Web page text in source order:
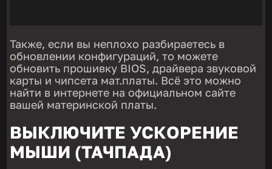
Также, если вы неплохо разбираетесь в
обновлении конфигураций, то можете
обновить прошивку BIOS, драйвера звуковой
карты и чипсета мат.платы. Всё это можно
найти в интернете на официальном сайте
вашей материнской платы.
ВЫКЛЮЧИТЕ УСКОРЕНИЕ
МЫШИ (ТАЧПАДА)